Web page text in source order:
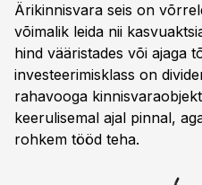
Ärikinnisvara seis on
võimalik leida nii
hind vääristades või ajaga
investeerimisklass on
rahavooga
keerulisemal ajal pinnal,
rohkem tööd teha.